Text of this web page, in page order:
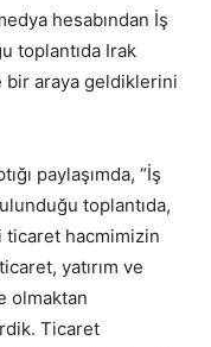
hesabından İş
toplantıda Irak
bir araya geldiklerini
paylaşımda, “İş
toplantıda,
ticaret hacmimizin
yatırım ve
olmaktan
Ticaret